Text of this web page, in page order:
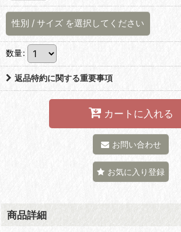
性別 / サイズ を選択してください
数量:
返品特約に関する重要事項
カートに入れる
お問い合わせ
お気に入り登録
商品詳細